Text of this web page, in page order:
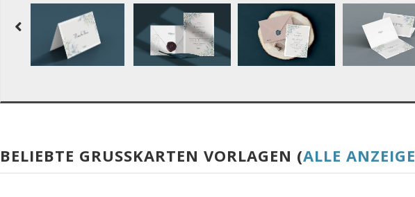
BELIEBTE GRUSSKARTEN VORLAGEN (ALLE